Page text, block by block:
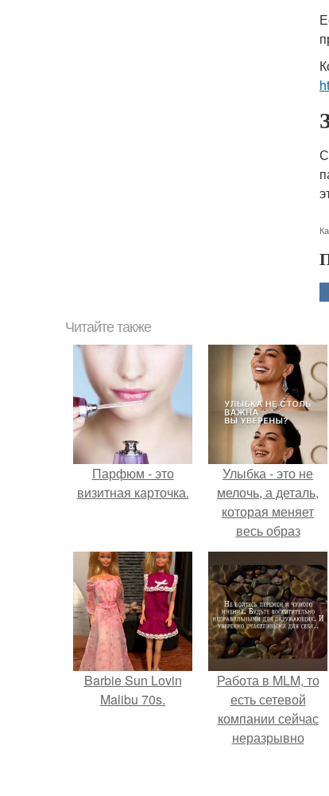
Читайте также
Парфюм - это
визитная карточка.
Улыбка - это не
мелочь, а деталь,
которая меняет
весь образ
человека.
Barbie Sun Lovin
Malibu 70s.
Работа в MLM, то
есть сетевой
компании сейчас
неразрывно